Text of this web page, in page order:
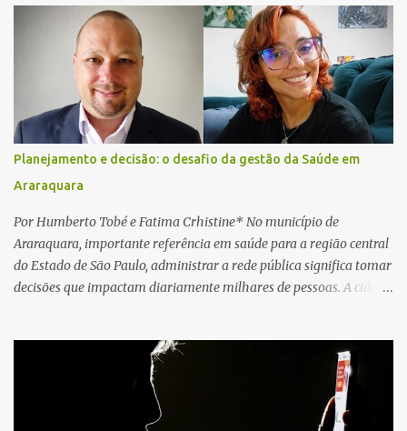
relatos de que havia um condutor inconsciente dentro de um
caminhão. Equipes de resgate foram rapidamente deslocadas ao
local e encontraram a vítima em parada cardiorrespiratória. Os
socorristas iniciaram imediatamente as manobras de reanimação
cardiopulmonar (RCP), porém, apesar de todos os esforços, o
motorista não respondeu aos procedimentos. Às 17h03, médicos
da Unidade de Suporte Avançado constataram o óbito da vítima.
Fonte: São Carlos Agora
Planejamento e decisão: o desafio da gestão da Saúde em
Araraquara
Por Humberto Tobé e Fatima Crhistine* No município de
Araraquara, importante referência em saúde para a região central
do Estado de São Paulo, administrar a rede pública significa tomar
decisões que impactam diariamente milhares de pessoas. A cidade
município, mas também de diversas cidades do entorno,
ampliando significativamente a responsabilidade da gestão sobre
o Sistema Único de Saúde (SUS). Nos últimos anos, o Governo
Federal tem ampliado investimentos destinados ao fortalecimento